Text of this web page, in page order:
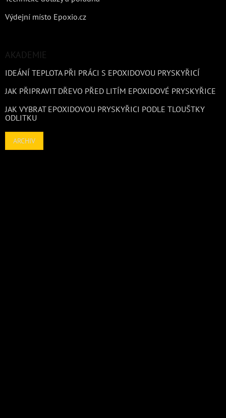
Výdejní místo Epoxio.cz
AKADEMIE
IDEÁNÍ TEPLOTA PŘI PRÁCI S EPOXIDOVOU PRYSKYŘICÍ
JAK PŘIPRAVIT DŘEVO PŘED LITÍM EPOXIDOVÉ PRYSKYŘICE
JAK VYBRAT EPOXIDOVOU PRYSKYŘICI PODLE TLOUŠTKY
ODLITKU
ARCHIV